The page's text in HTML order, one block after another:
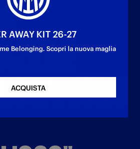
SONO
AWAY KIT 26-27
Belonging. Scopri la nuova maglia
ACQUISTA